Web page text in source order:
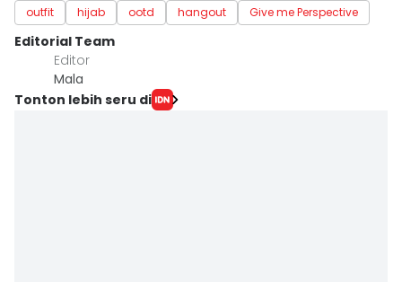
outfit hijab ootd hangout Give me Perspective
Editorial Team
Editor
Mala
Tonton lebih seru di